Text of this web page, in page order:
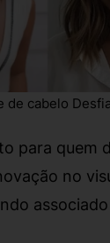
de cabelo
para quem
no